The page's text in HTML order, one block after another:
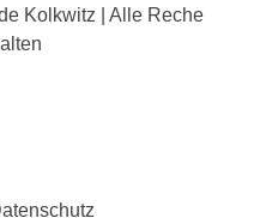
Kolkwitz | Alle Reche